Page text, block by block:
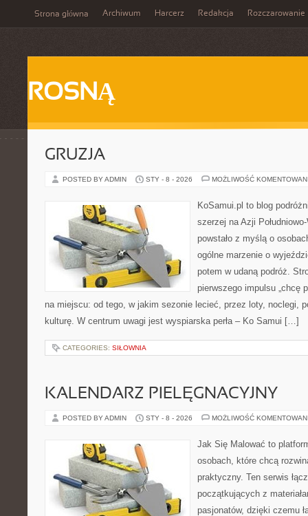
Strona główna Archiwum Harcerz Redakcja Rozczarowanie
ROSNĄ
GRUZJA
POSTED BY ADMIN STY - 8 - 2026 MOŻLIWOŚĆ
KoSamui.pl to blog
szerzej na Azji
powstało z myślą o
ogólne marzenie o
potem w udaną podróż.
pierwszego impulsu „chcę
na miejscu: od tego, w jakim sezonie lecieć, przez loty, noclegi,
kulturę. W centrum uwagi jest wyspiarska perła – Ko Samui […]
CATEGORIES: SIŁOWNIA
KALENDARZ PIELĘGNACYJNY
POSTED BY ADMIN STY - 8 - 2026 MOŻLIWOŚĆ
Jak Się Malować to
osobach, które chcą
praktyczny. Ten serwis
początkujących z
pasjonatów, dzięki czemu